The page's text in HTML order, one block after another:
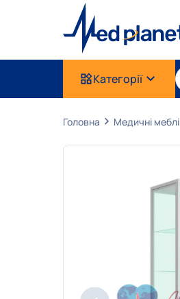
Категорії
Головна Медичні меблі